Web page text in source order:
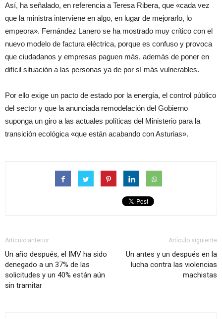
Así, ha señalado, en referencia a Teresa Ribera, que «cada vez
que la ministra interviene en algo, en lugar de mejorarlo, lo
empeora». Fernández Lanero se ha mostrado muy crítico con el
nuevo modelo de factura eléctrica, porque es confuso y provoca
que ciudadanos y empresas paguen más, además de poner en
difícil situación a las personas ya de por sí más vulnerables.
Por ello exige un pacto de estado por la energía, el control público
del sector y que la anunciada remodelación del Gobierno
suponga un giro a las actuales políticas del Ministerio para la
transición ecológica «que están acabando con Asturias».
Artículo anterior
Un año después, el IMV ha sido
denegado a un 37% de las
solicitudes y un 40% están aún
sin tramitar
Artículo siguiente
Un antes y un después en la
lucha contra las violencias
machistas